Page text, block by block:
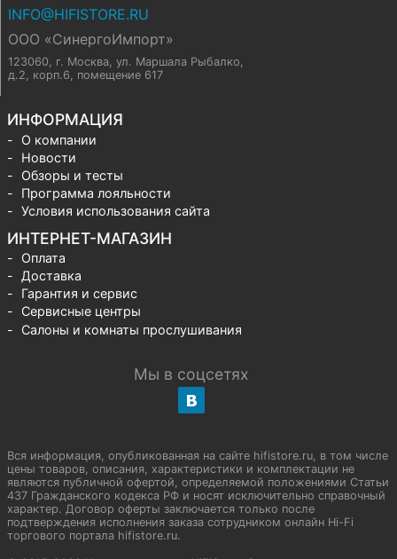
INFO@HIFISTORE.RU
ООО «СинергоИмпорт»
123060, г. Москва, ул. Маршала Рыбалко,
д.2, корп.6, помещение 617
ИНФОРМАЦИЯ
О компании
Новости
Обзоры и тесты
Программа лояльности
Условия использования сайта
ИНТЕРНЕТ-МАГАЗИН
Оплата
Доставка
Гарантия и сервис
Сервисные центры
Салоны и комнаты прослушивания
Мы в соцсетях
Вся информация, опубликованная на сайте hifistore.ru, в том числе
цены товаров, описания, характеристики и комплектации не
являются публичной офертой, определяемой положениями Статьи
437 Гражданского кодекса РФ и носят исключительно справочный
характер. Договор оферты заключается только после
подтверждения исполнения заказа сотрудником онлайн Hi-Fi
торгового портала hifistore.ru.